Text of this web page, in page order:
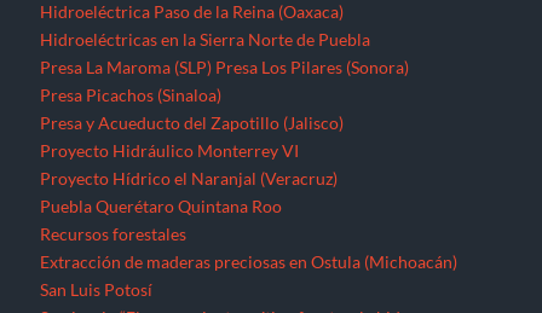
Hidroeléctrica Paso de la Reina (Oaxaca)
Hidroeléctricas en la Sierra Norte de Puebla
Presa La Maroma (SLP) Presa Los Pilares (Sonora)
Presa Picachos (Sinaloa)
Presa y Acueducto del Zapotillo (Jalisco)
Proyecto Hidráulico Monterrey VI
Proyecto Hídrico el Naranjal (Veracruz)
Puebla Querétaro Quintana Roo
Recursos forestales
Extracción de maderas preciosas en Ostula (Michoacán)
San Luis Potosí